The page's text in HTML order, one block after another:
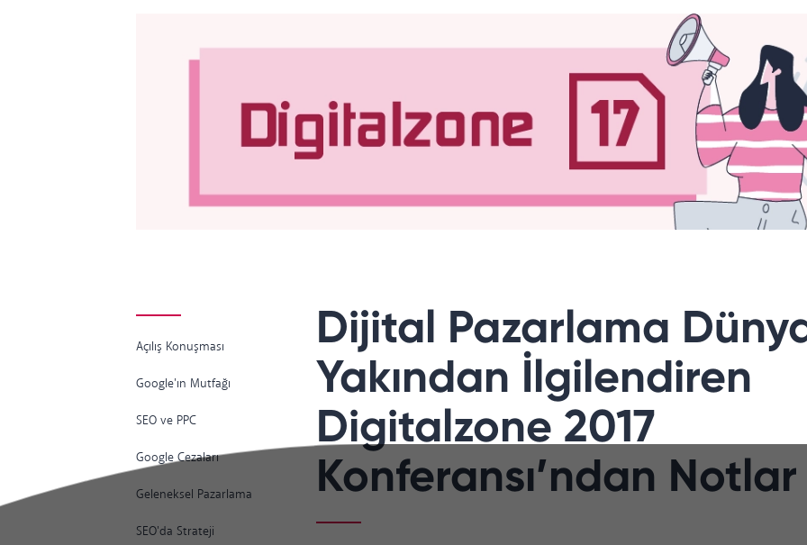
Açılış Konuşması
Google'ın Mutfağı
SEO ve PPC
Google Cezaları
Geleneksel Pazarlama
SEO'da Strateji
Dijital Pazarlama
Yakından İlgilendiren
Digitalzone 2017
Konferansı’ndan Notlar